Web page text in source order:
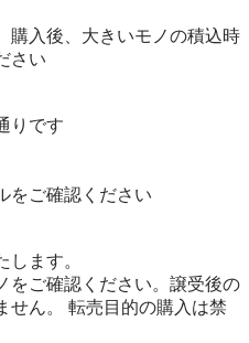
入後、大きいモノの積込時
さい
りです
をご確認ください
ます。
をご確認ください。譲受後の
せん。 転売⽬的の購⼊は禁